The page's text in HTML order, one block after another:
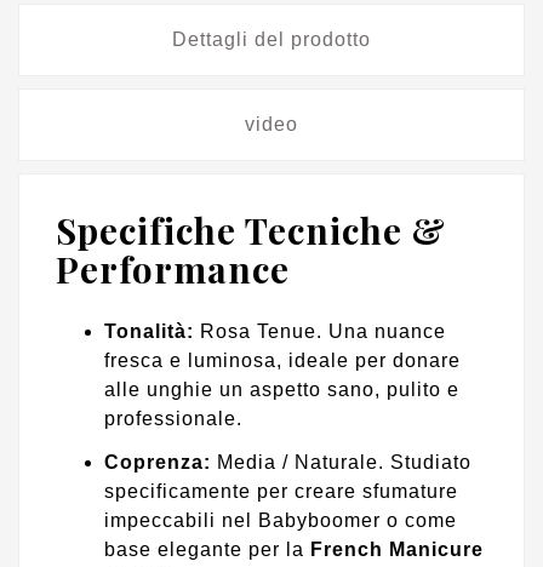
Dettagli del prodotto
video
Specifiche Tecniche &
Performance
Tonalità: Rosa Tenue. Una nuance
fresca e luminosa, ideale per donare
alle unghie un aspetto sano, pulito e
professionale.
Coprenza: Media / Naturale. Studiato
specificamente per creare sfumature
impeccabili nel Babyboomer o come
base elegante per la French Manicure